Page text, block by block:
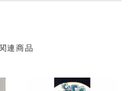
連商品